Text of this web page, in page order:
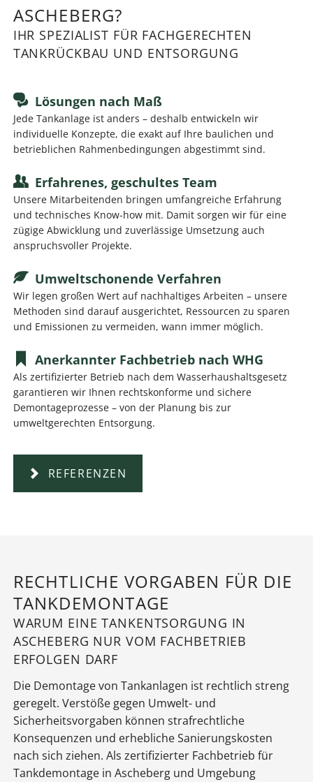
ASCHEBERG?
IHR SPEZIALIST FÜR FACHGERECHTEN
TANKRÜCKBAU UND ENTSORGUNG
Lösungen nach Maß
Jede Tankanlage ist anders – deshalb entwickeln wir
individuelle Konzepte, die exakt auf Ihre baulichen und
betrieblichen Rahmenbedingungen abgestimmt sind.
Erfahrenes, geschultes Team
Unsere Mitarbeitenden bringen umfangreiche Erfahrung
und technisches Know-how mit. Damit sorgen wir für eine
zügige Abwicklung und zuverlässige Umsetzung auch
anspruchsvoller Projekte.
Umweltschonende Verfahren
Wir legen großen Wert auf nachhaltiges Arbeiten – unsere
Methoden sind darauf ausgerichtet, Ressourcen zu sparen
und Emissionen zu vermeiden, wann immer möglich.
Anerkannter Fachbetrieb nach WHG
Als zertifizierter Betrieb nach dem Wasserhaushaltsgesetz
garantieren wir Ihnen rechtskonforme und sichere
Demontageprozesse – von der Planung bis zur
umweltgerechten Entsorgung.
REFERENZEN
RECHTLICHE VORGABEN FÜR DIE
TANKDEMONTAGE
WARUM EINE TANKENTSORGUNG IN
ASCHEBERG NUR VOM FACHBETRIEB
ERFOLGEN DARF
Die Demontage von Tankanlagen ist rechtlich streng
geregelt. Verstöße gegen Umwelt- und
Sicherheitsvorgaben können strafrechtliche
Konsequenzen und erhebliche Sanierungskosten
nach sich ziehen. Als zertifizierter Fachbetrieb für
Tankdemontage in Ascheberg und Umgebung